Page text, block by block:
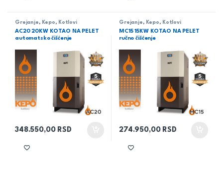
Grejanje , Kepo , Kotlovi
AC20 20KW KOTAO NA PELET
automatsko čišćenje
348.550,00 RSD
Grejanje , Kepo , Kotlovi
MC15 15KW KOTAO NA PELET
ručno čišćenje
274.950,00 RSD